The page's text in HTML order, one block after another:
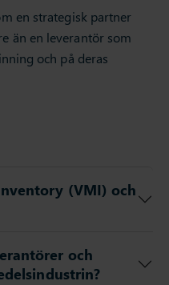
en strategisk partner
än en leverantör som
och på deras
(VMI) och
och